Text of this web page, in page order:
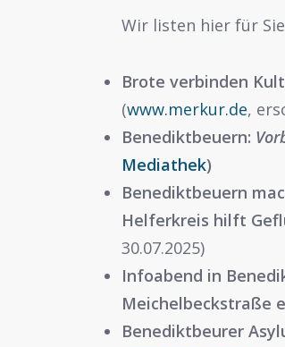
Wir listen hier für
Brote verbinden
(www.merkur.de,
Benediktbeuern:
Mediathek)
Benediktbeuern
Helferkreis hilft
30.07.2025)
Infoabend in
Meichelbeckstraße
Benediktbeurer